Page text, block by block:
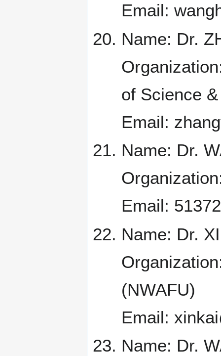
Email:
Name: Dr.
of Science
Email:
Name: Dr.
Email:
Name: Dr.
(NWAFU)
Email:
Name: Dr.